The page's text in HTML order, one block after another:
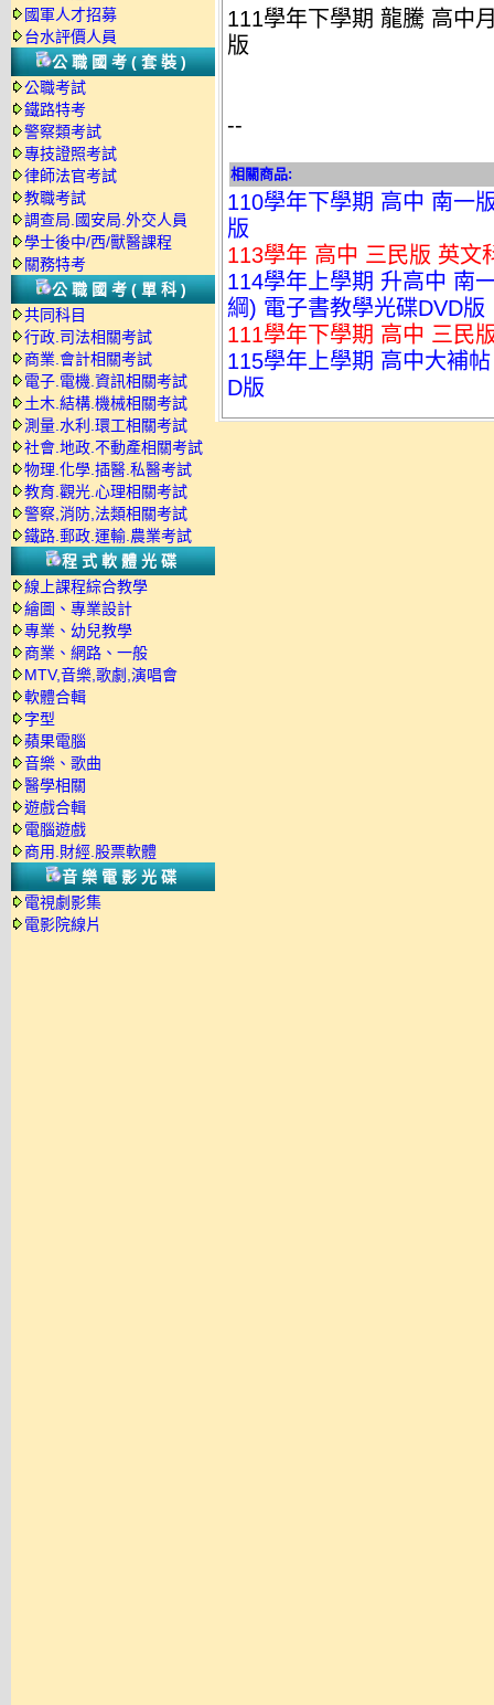
國軍人才招募
台水評價人員
公職國考(套裝)
公職考試
鐵路特考
警察類考試
專技證照考試
律師法官考試
教職考試
調查局.國安局.外交人員
學士後中/西/獸醫課程
關務特考
公職國考(單科)
共同科目
行政.司法相關考試
商業.會計相關考試
電子.電機.資訊相關考試
土木.結構.機械相關考試
測量.水利.環工相關考試
社會.地政.不動產相關考試
物理.化學.插醫.私醫考試
教育.觀光.心理相關考試
警察,消防,法類相關考試
鐵路.郵政.運輸.農業考試
程式軟體光碟
線上課程綜合教學
繪圖、專業設計
專業、幼兒教學
商業、網路、一般
MTV,音樂,歌劇,演唱會
軟體合輯
字型
蘋果電腦
音樂、歌曲
醫學相關
遊戲合輯
電腦遊戲
商用.財經.股票軟體
音樂電影光碟
電視劇影集
電影院線片
111學年下學期 龍騰 高中
版
--
相關商品:
110學年下學期 高中 南一
版
113學年 高中 三民版 英文
114學年上學期 升高中 南
綱) 電子書教學光碟DVD版
111學年下學期 高中 三民
115學年上學期 高中大補
D版